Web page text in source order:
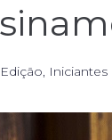
Edição, Iniciantes